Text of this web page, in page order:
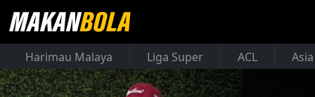
Harimau Malaya Liga Super ACL